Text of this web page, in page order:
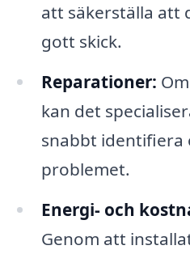
att säkerställa att
gott skick.
Reparationer:
kan det
snabbt identifiera
problemet.
Energi- och
Genom att